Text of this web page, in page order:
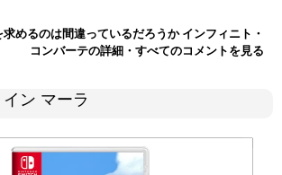
めるのは間違っているだろうか インフィニト・
コンバーテの詳細・すべてのコメントを見る
ン マーラ